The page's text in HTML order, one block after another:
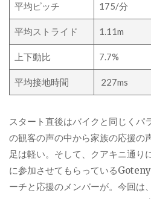
平均ピッチ 175/分
平均ストライド 1.11m
上下動比 7.7%
平均接地時間 227ms
スタート直後はバイクと同じくパ
の観客の声の中から家族の応援の
足は軽い。そして、クアキニ通り
に参加させてもらっている
ーチと応援のメンバーが。今回は